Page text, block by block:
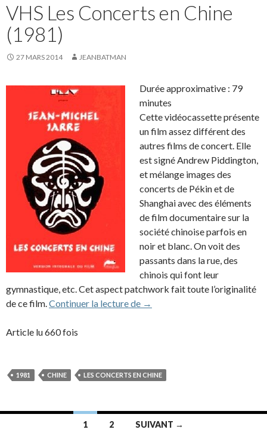
VHS Les Concerts en Chine
(1981)
27 MARS 2014 JEANBATMAN
Durée approximative : 79
minutes
Cette vidéocassette présente
un film assez différent des
autres films de concert. Elle
est signé Andrew Piddington,
et mélange images des
concerts de Pékin et de
Shanghai avec des éléments
de film documentaire sur la
société chinoise parfois en
noir et blanc. On voit des
passants dans la rue, des
chinois qui font leur
gymnastique, etc. Cet aspect patchwork fait toute l’originalité
de ce film.Continuer la lecture de VHS Les Concerts en Chine
→
Article lu 660 fois
1981 CHINE LES CONCERTS EN CHINE
1 2 SUIVANT →